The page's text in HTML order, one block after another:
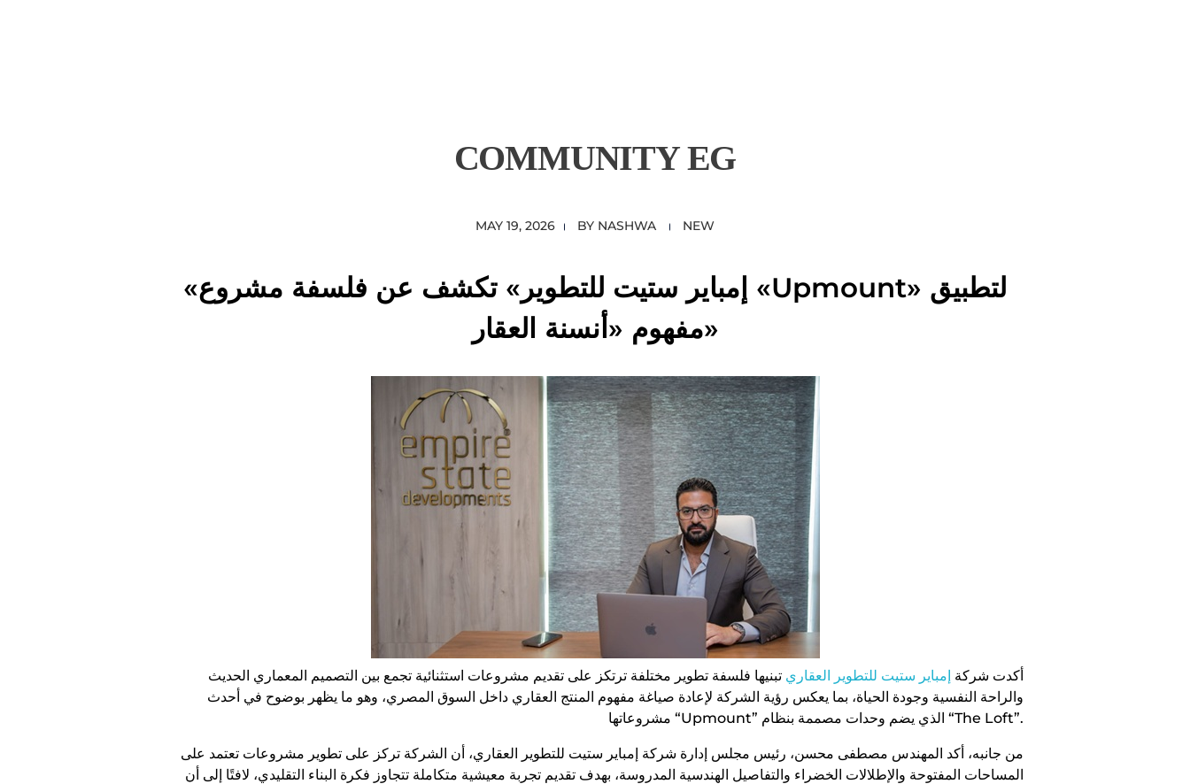
COMMUNITY EG
MAY 19, 2026 BY NASHWA NEW
«إمباير ستيت للتطوير» تكشف عن فلسفة مشروع «Upmount» لتطبيق
مفهوم «أنسنة العقار»
أكدت شركة إمباير ستيت للتطوير العقاري تبنيها فلسفة تطوير مختلفة ترتكز على تقديم مشروعات استثنائية تجمع بين التصميم المعماري الحديث
والراحة النفسية وجودة الحياة، بما يعكس رؤية الشركة لإعادة صياغة مفهوم المنتج العقاري داخل السوق المصري، وهو ما يظهر بوضوح في أحدث
مشروعاتها “Upmount” الذي يضم وحدات مصممة بنظام “The Loft”.
من جانبه، أكد المهندس مصطفى محسن، رئيس مجلس إدارة شركة إمباير ستيت للتطوير العقاري، أن الشركة تركز على تطوير مشروعات تعتمد على
المساحات المفتوحة والإطلالات الخضراء والتفاصيل الهندسية المدروسة، بهدف تقديم تجربة معيشية متكاملة تتجاوز فكرة البناء التقليدي، لافتًا إلى أن